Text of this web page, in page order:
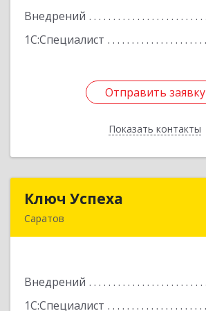
Внедрений
1С:Специалист
Отправить заявку
Показать контакты
Отправить заявку
Назад
Ключ Успеха
Саратов
Внедрений
1С:Специалист